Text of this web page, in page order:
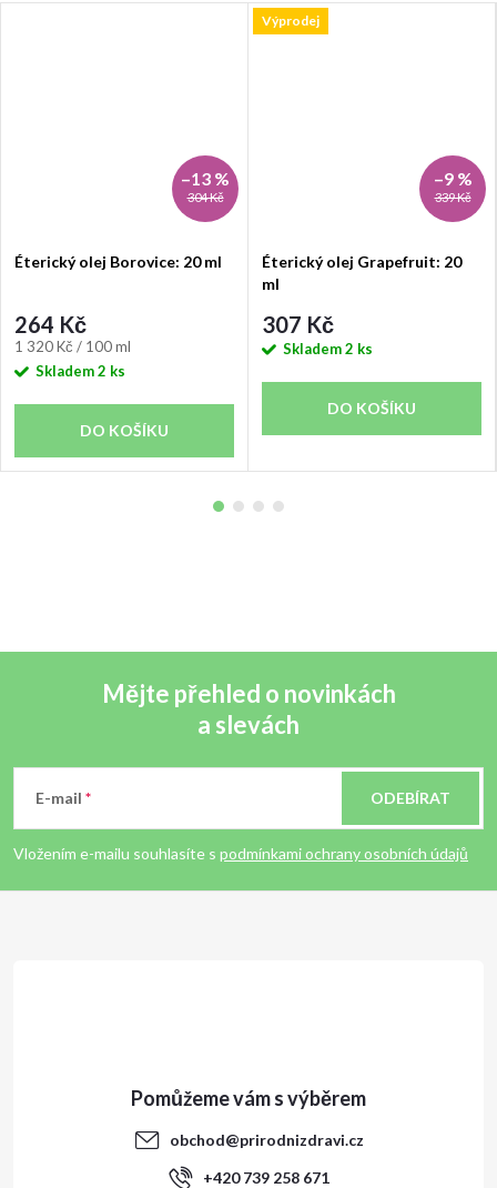
304 Kč
–13 %
Éterický olej Borovice: 20 ml
264 Kč
Měrná
cena:
1 320 Kč / 100 ml
Skladem2 ks
DO KOŠÍKU
Výprodej
339 Kč
–9 %
Éterický olej Grapefruit: 20
ml
307 Kč
Skladem2 ks
DO KOŠÍKU
p
Mějte přehled o novinkách
a slevách
E-mail
Vložením e-mailu souhlasíte s podmínkami ochrany osobních údajů
ODEBÍRAT
obchod@prirodnizdravi.cz
+420 739 258 671